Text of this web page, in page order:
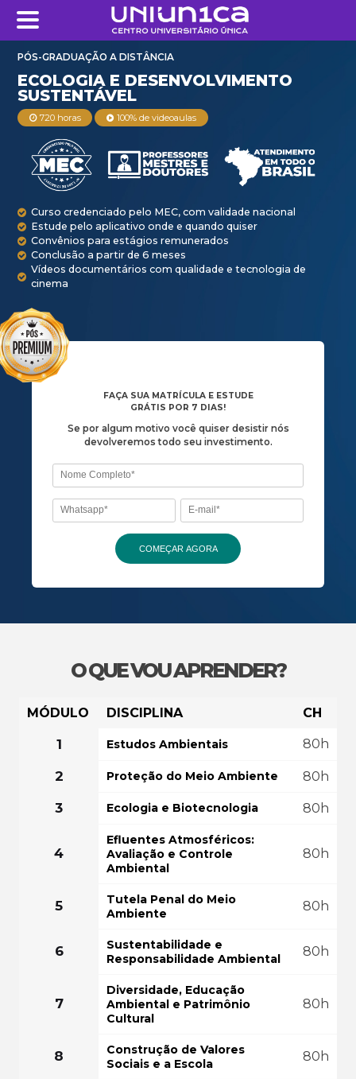
PÓS-GRADUAÇÃO A DISTÂNCIA
ECOLOGIA E
SUSTENTÁVEL
720 horas 100% de videoaulas
Curso credenciado pelo MEC, com validade
Convênios para estágios remunerados
Conclusão a partir de 6 meses
Vídeos documentários com qualidade e
cinema
GRÁTIS
COMEÇAR AGORA
O QUE VOU APRENDER?
MÓDULO DISCIPLINA CH
1 Estudos Ambientais 80h
2 Proteção do Meio Ambiente 80h
3 Ecologia e Biotecnologia 80h
4
Efluentes Atmosféricos:
Avaliação e Controle
Ambiental
80h
5
Tutela Penal do Meio
Ambiente
80h
6
Sustentabilidade e
Responsabilidade Ambiental
80h
7
Diversidade, Educação
Ambiental e Patrimônio
Cultural
80h
8
Construção de Valores
Sociais e a Escola
80h